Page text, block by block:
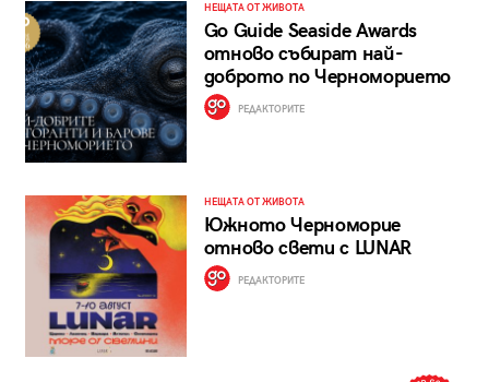
НЕЩАТА ОТ ЖИВОТА
Go Guide Seaside Awards
отново събират най-
доброто по Черноморието
РЕДАКТОРИТЕ
НЕЩАТА ОТ ЖИВОТА
Южното Черноморие
отново свети с LUNAR
РЕДАКТОРИТЕ